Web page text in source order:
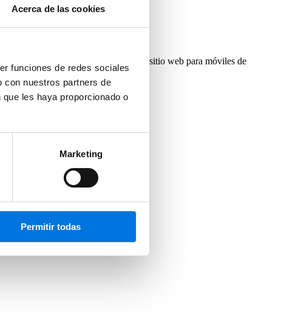
Acerca de las cookies
funciones de redes sociales
con nuestros partners de
les haya proporcionado o
Marketing
Permitir todas
página de visualización de videos del sitio web para móviles de